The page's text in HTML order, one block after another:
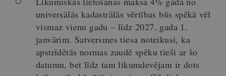
universālās kadastrālās vērtības būs spēkā vēl
vismaz vienu gadu – līdz 2027. gada 1.
janvārim. Satversmes tiesa noteikusi, ka
apstrīdētās normas zaudē spēku tieši ar šo
datumu, bet līdz tam likumdevējam ir dots